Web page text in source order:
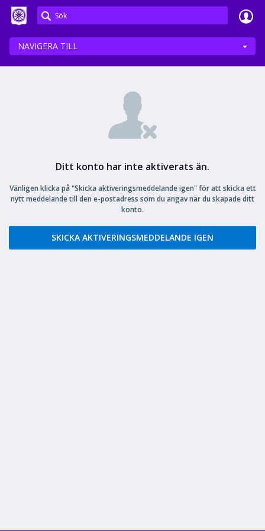
Meetings+
NAVIGERA TILL
Ditt konto har inte aktiverats än.
Vänligen klicka på "Skicka aktiveringsmeddelande igen" för att skicka ett
nytt meddelande till den e-postadress som du angav när du skapade ditt
konto.